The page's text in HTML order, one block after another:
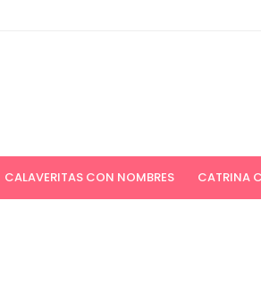
CALAVERITAS CON NOMBRES CATRINA